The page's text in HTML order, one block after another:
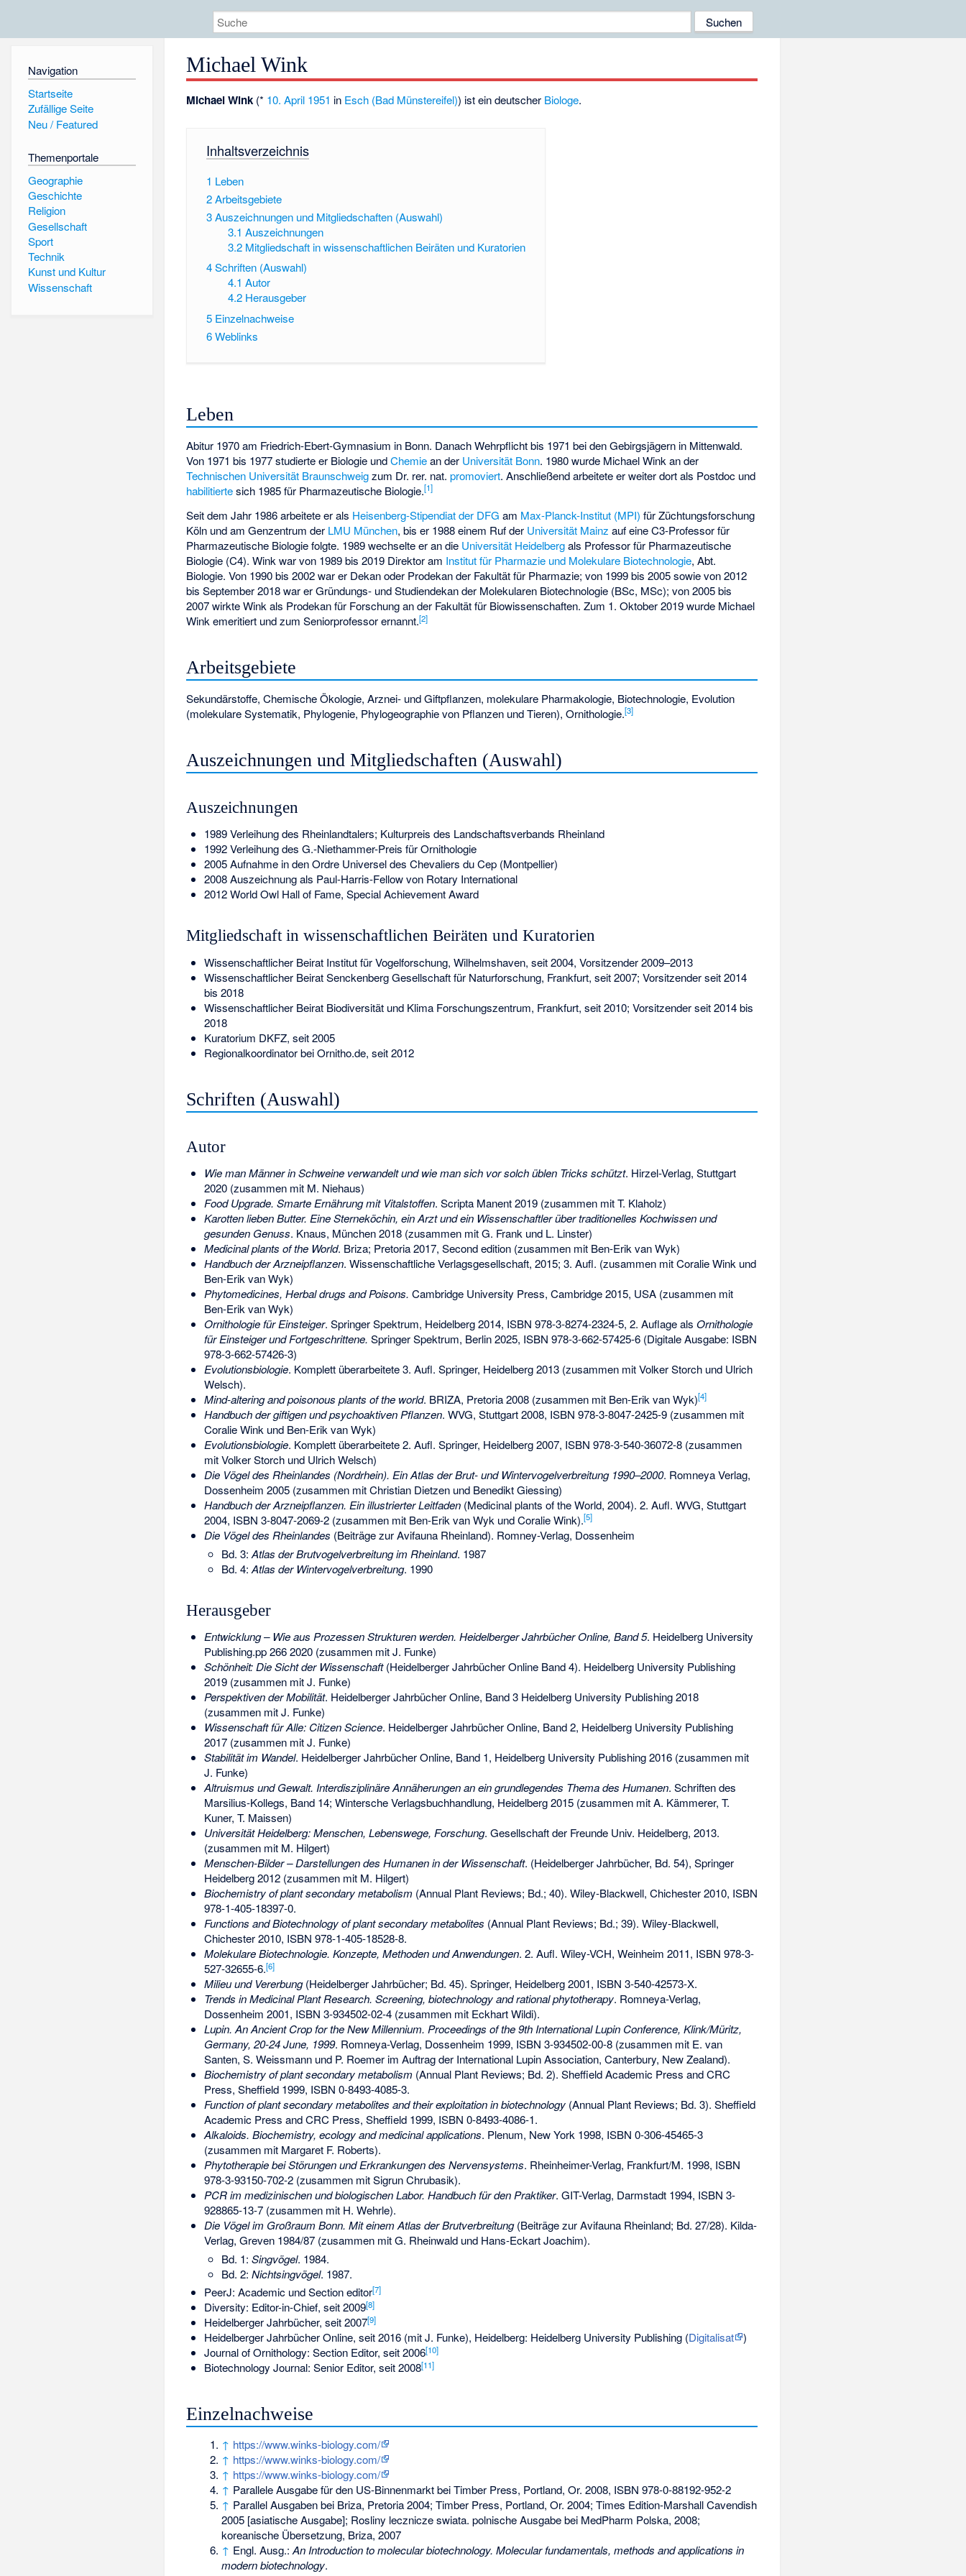
Navigation
Startseite
Zufällige Seite
Neu / Featured
Themenportale
Geographie
Geschichte
Religion
Gesellschaft
Sport
Technik
Kunst und Kultur
Wissenschaft
Michael Wink
Michael Wink (* 10. April 1951 in Esch (Bad Münstereifel)) ist ein deutscher Biologe.
Inhaltsverzeichnis
1 Leben
2Arbeitsgebiete
3Auszeichnungen und Mitgliedschaften (Auswahl)
3.1 Auszeichnungen
3.2 Mitgliedschaft in wissenschaftlichen Beiräten und Kuratorien
4Schriften (Auswahl)
4.1 Autor
4.2 Herausgeber
5 Einzelnachweise
6Weblinks
Leben
Abitur 1970 am Friedrich-Ebert-Gymnasium in Bonn. Danach Wehrpflicht bis 1971 bei den Gebirgsjägern in Mittenwald.
Von 1971 bis 1977 studierte er Biologie undChemiean der Universität Bonn. 1980 wurde Michael Wink an der
Technischen Universität Braunschweigzum Dr. rer. nat.promoviert. Anschließend arbeitete er weiter dort als Postdoc und
habilitiertesich 1985 für Pharmazeutische Biologie.[1]
Seit dem Jahr 1986 arbeitete er als Heisenberg-Stipendiat der DFG am Max-Planck-Institut (MPI) für Züchtungsforschung
Köln und am Genzentrum der LMU München, bis er 1988 einem Ruf der Universität Mainz auf eine C3-Professor für
Pharmazeutische Biologie folgte. 1989 wechselte er an die Universität Heidelbergals Professor für Pharmazeutische
Biologie (C4). Wink war von 1989 bis 2019 Direktor am Institut für Pharmazie und Molekulare Biotechnologie, Abt.
Biologie. Von 1990 bis 2002 war er Dekan oder Prodekan der Fakultät für Pharmazie; von 1999 bis 2005 sowie von 2012
bis September 2018 war er Gründungs- und Studiendekan der Molekularen Biotechnologie (BSc, MSc); von 2005 bis
2007 wirkte Wink als Prodekan für Forschung an der Fakultät für Biowissenschaften. Zum 1. Oktober 2019 wurde Michael
Wink emeritiert und zum Seniorprofessor ernannt.[2]
Arbeitsgebiete
Sekundärstoffe, Chemische Ökologie, Arznei- und Giftpflanzen, molekulare Pharmakologie, Biotechnologie, Evolution
(molekulare Systematik, Phylogenie, Phylogeographie von Pflanzen und Tieren), Ornithologie.[3]
Auszeichnungen und Mitgliedschaften (Auswahl)
Auszeichnungen
1989 Verleihung des Rheinlandtalers; Kulturpreis des Landschaftsverbands Rheinland
1992 Verleihung des G.-Niethammer-Preis für Ornithologie
2005 Aufnahme in den Ordre Universel des Chevaliers du Cep (Montpellier)
2008 Auszeichnung als Paul-Harris-Fellow von Rotary International
2012 World Owl Hall of Fame, Special Achievement Award
Mitgliedschaft in wissenschaftlichen Beiräten und Kuratorien
Wissenschaftlicher Beirat Institut für Vogelforschung, Wilhelmshaven, seit 2004, Vorsitzender 2009–2013
Wissenschaftlicher Beirat Senckenberg Gesellschaft für Naturforschung, Frankfurt, seit 2007; Vorsitzender seit 2014
bis 2018
Wissenschaftlicher Beirat Biodiversität und Klima Forschungszentrum, Frankfurt, seit 2010; Vorsitzender seit 2014 bis
2018
Kuratorium DKFZ, seit 2005
Regionalkoordinator bei Ornitho.de, seit 2012
Schriften (Auswahl)
Autor
Wie man Männer in Schweine verwandelt und wie man sich vor solch üblen Tricks schützt. Hirzel-Verlag, Stuttgart
2020 (zusammen mit M. Niehaus)
Food Upgrade. Smarte Ernährung mit Vitalstoffen. Scripta Manent 2019 (zusammen mit T. Klaholz)
Karotten lieben Butter. Eine Sterneköchin, ein Arzt und ein Wissenschaftler über traditionelles Kochwissen und
gesunden Genuss. Knaus, München 2018 (zusammen mit G. Frank und L. Linster)
Medicinal plants of the World. Briza; Pretoria 2017, Second edition (zusammen mit Ben-Erik van Wyk)
Handbuch der Arzneipflanzen. Wissenschaftliche Verlagsgesellschaft, 2015; 3. Aufl. (zusammen mit Coralie Wink und
Ben-Erik van Wyk)
Phytomedicines, Herbal drugs and Poisons. Cambridge University Press, Cambridge 2015, USA (zusammen mit
Ben-Erik van Wyk)
Ornithologie für Einsteiger. Springer Spektrum, Heidelberg 2014, ISBN 978-3-8274-2324-5, 2. Auflage als Ornithologie
für Einsteiger und Fortgeschrittene. Springer Spektrum, Berlin 2025, ISBN 978-3-662-57425-6(Digitale Ausgabe: ISBN
978-3-662-57426-3)
Evolutionsbiologie. Komplett überarbeitete 3. Aufl. Springer, Heidelberg 2013 (zusammen mit Volker Storch und Ulrich
Welsch).
Mind-altering and poisonous plants of the world. BRIZA, Pretoria 2008 (zusammen mit Ben-Erik van Wyk)[4]
Handbuch der giftigen und psychoaktiven Pflanzen. WVG, Stuttgart 2008, ISBN 978-3-8047-2425-9(zusammen mit
Coralie Wink und Ben-Erik van Wyk)
Evolutionsbiologie. Komplett überarbeitete 2. Aufl. Springer, Heidelberg 2007, ISBN 978-3-540-36072-8(zusammen
mit Volker Storch und Ulrich Welsch)
Die Vögel des Rheinlandes (Nordrhein). Ein Atlas der Brut- und Wintervogelverbreitung 1990–2000. Romneya Verlag,
Dossenheim 2005 (zusammen mitChristian Dietzenund Benedikt Giessing)
Handbuch der Arzneipflanzen. Ein illustrierter Leitfaden(Medicinal plants of the World, 2004). 2. Aufl. WVG, Stuttgart
2004, ISBN 3-8047-2069-2(zusammen mit Ben-Erik van Wyk und Coralie Wink).[5]
Die Vögel des Rheinlandes (Beiträge zur Avifauna Rheinland). Romney-Verlag, Dossenheim
Bd. 3: Atlas der Brutvogelverbreitung im Rheinland. 1987
Bd. 4: Atlas der Wintervogelverbreitung. 1990
Herausgeber
Entwicklung – Wie aus Prozessen Strukturen werden. Heidelberger Jahrbücher Online, Band 5. Heidelberg University
Publishing.pp 266 2020 (zusammen mit J. Funke)
Schönheit: Die Sicht der Wissenschaft(Heidelberger Jahrbücher Online Band 4). Heidelberg University Publishing
2019 (zusammen mit J. Funke)
Perspektiven der Mobilität. Heidelberger Jahrbücher Online, Band 3 Heidelberg University Publishing 2018
(zusammen mit J. Funke)
Wissenschaft für Alle: Citizen Science. Heidelberger Jahrbücher Online, Band 2, Heidelberg University Publishing
2017 (zusammen mit J. Funke)
Stabilität im Wandel. Heidelberger Jahrbücher Online, Band 1, Heidelberg University Publishing 2016 (zusammen mit
J. Funke)
Altruismus und Gewalt. Interdisziplinäre Annäherungen an ein grundlegendes Thema des Humanen. Schriften des
Marsilius-Kollegs, Band 14; Wintersche Verlagsbuchhandlung, Heidelberg 2015 (zusammen mit A. Kämmerer, T.
Kuner, T. Maissen)
Universität Heidelberg: Menschen, Lebenswege, Forschung. Gesellschaft der Freunde Univ. Heidelberg, 2013.
(zusammen mit M. Hilgert)
Menschen-Bilder – Darstellungen des Humanen in der Wissenschaft. (Heidelberger Jahrbücher, Bd. 54), Springer
Heidelberg 2012 (zusammen mit M. Hilgert)
Biochemistry of plant secondary metabolism (Annual Plant Reviews; Bd.; 40). Wiley-Blackwell, Chichester 2010, ISBN
978-1-405-18397-0.
Functions and Biotechnology of plant secondary metabolites (Annual Plant Reviews; Bd.; 39). Wiley-Blackwell,
Chichester 2010, ISBN 978-1-405-18528-8.
Molekulare Biotechnologie. Konzepte, Methoden und Anwendungen. 2. Aufl. Wiley-VCH, Weinheim 2011, ISBN 978-3-
527-32655-6.[6]
Milieu und Vererbung(Heidelberger Jahrbücher; Bd. 45). Springer, Heidelberg 2001, ISBN 3-540-42573-X.
Trends in Medicinal Plant Research. Screening, biotechnology and rational phytotherapy. Romneya-Verlag,
Dossenheim 2001, ISBN 3-934502-02-4(zusammen mit Eckhart Wildi).
Lupin. An Ancient Crop for the New Millennium. Proceedings of the 9th International Lupin Conference, Klink/Müritz,
Germany, 20-24 June, 1999. Romneya-Verlag, Dossenheim 1999, ISBN 3-934502-00-8(zusammen mit E. van
Santen, S. Weissmann und P. Roemer im Auftrag der International Lupin Association, Canterbury, New Zealand).
Biochemistry of plant secondary metabolism (Annual Plant Reviews; Bd. 2). Sheffield Academic Press and CRC
Press, Sheffield 1999, ISBN 0-8493-4085-3.
Function of plant secondary metabolites and their exploitation in biotechnology(Annual Plant Reviews; Bd. 3). Sheffield
Academic Press and CRC Press, Sheffield 1999, ISBN 0-8493-4086-1.
Alkaloids. Biochemistry, ecology and medicinal applications. Plenum, New York 1998, ISBN 0-306-45465-3
(zusammen mit Margaret F. Roberts).
Phytotherapie bei Störungen und Erkrankungen des Nervensystems. Rheinheimer-Verlag, Frankfurt/M. 1998, ISBN
978-3-93150-702-2(zusammen mit Sigrun Chrubasik).
PCR im medizinischen und biologischen Labor. Handbuch für den Praktiker. GIT-Verlag, Darmstadt 1994, ISBN 3-
928865-13-7(zusammen mit H. Wehrle).
Die Vögel im Großraum Bonn. Mit einem Atlas der Brutverbreitung(Beiträge zur Avifauna Rheinland; Bd. 27/28). Kilda-
Verlag, Greven 1984/87 (zusammen mit G. Rheinwald und Hans-Eckart Joachim).
Bd. 1: Singvögel. 1984.
Bd. 2: Nichtsingvögel. 1987.
PeerJ: Academic und Section editor[7]
Diversity: Editor-in-Chief, seit 2009[8]
Heidelberger Jahrbücher, seit 2007[9]
Heidelberger Jahrbücher Online, seit 2016 (mit J. Funke), Heidelberg: Heidelberg University Publishing (Digitalisat
)
Journal of Ornithology: Section Editor, seit 2006[10]
Biotechnology Journal: Senior Editor, seit 2008[11]
Einzelnachweise
↑ https://www.winks-biology.com/
↑ https://www.winks-biology.com/
↑ https://www.winks-biology.com/
↑ Parallele Ausgabe für den US-Binnenmarkt bei Timber Press, Portland, Or. 2008, ISBN 978-0-88192-952-2
↑ Parallel Ausgaben bei Briza, Pretoria 2004; Timber Press, Portland, Or. 2004; Times Edition-Marshall Cavendish
2005 [asiatische Ausgabe]; Rosliny lecznicze swiata. polnische Ausgabe bei MedPharm Polska, 2008;
koreanische Übersetzung, Briza, 2007
↑ Engl. Ausg.: An Introduction to molecular biotechnology. Molecular fundamentals, methods and applications in
modern biotechnology.